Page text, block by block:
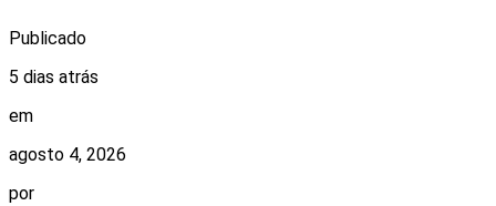
Publicado
5 dias atrás
em
agosto 4, 2026
por